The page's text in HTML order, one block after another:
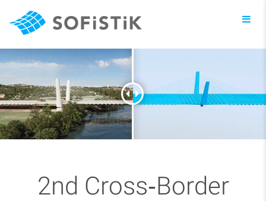
2nd Cross‑Border